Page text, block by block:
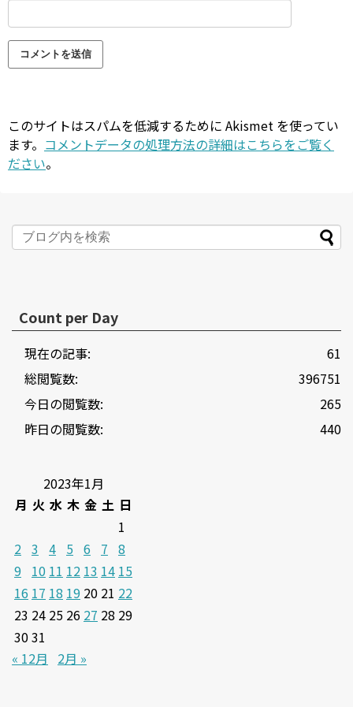
このサイトはスパムを低減するために Akismet を使ってい
ます。 コメントデータの処理方法の詳細はこちらをご覧く
ださい。
Count per Day
61
現在の記事:
396751
総閲覧数:
265
今日の閲覧数:
440
昨日の閲覧数:
2023年1月
月 火 水 木 金 土 日
1
2 3 4 5 6 7 8
9 10 11 12 13 14 15
16 17 18 19 20 21 22
23 24 25 26 27 28 29
3031
« 12月
2月 »